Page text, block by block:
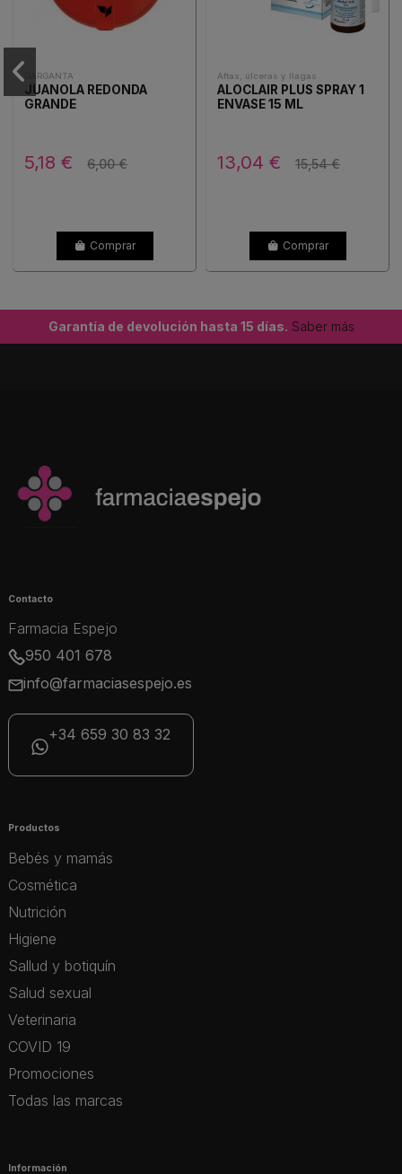
GARGANTA
JUANOLA REDONDA
GRANDE
5,18 € 6,00 €
Comprar
Aftas, úlceras y llagas
ALOCLAIR PLUS SPRAY 1
ENVASE 15 ML
13,04 € 15,54 €
Comprar
Garantía de devolución hasta 15 días. Saber más
Contacto
Farmacia Espejo
950 401 678
info@farmaciasespejo.es
+34 659 30 83 32
Productos
Bebés y mamás
Cosmética
Nutrición
Higiene
Sallud y botiquín
Salud sexual
Veterinaria
COVID 19
Promociones
Todas las marcas
Información